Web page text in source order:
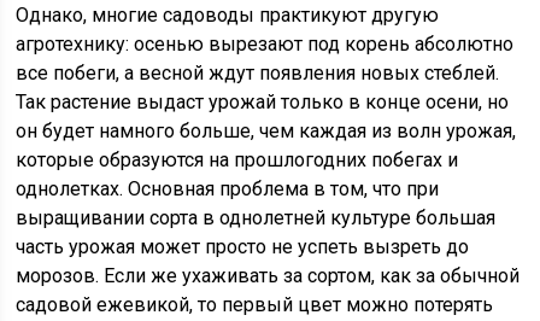
Однако, многие садоводы практикуют другую
агротехнику: осенью вырезают под корень абсолютно
все побеги, а весной ждут появления новых стеблей.
Так растение выдаст урожай только в конце осени, но
он будет намного больше, чем каждая из волн урожая,
которые образуются на прошлогодних побегах и
однолетках. Основная проблема в том, что при
выращивании сорта в однолетней культуре большая
часть урожая может просто не успеть вызреть до
морозов. Если же ухаживать за сортом, как за обычной
садовой ежевикой, то первый цвет можно потерять